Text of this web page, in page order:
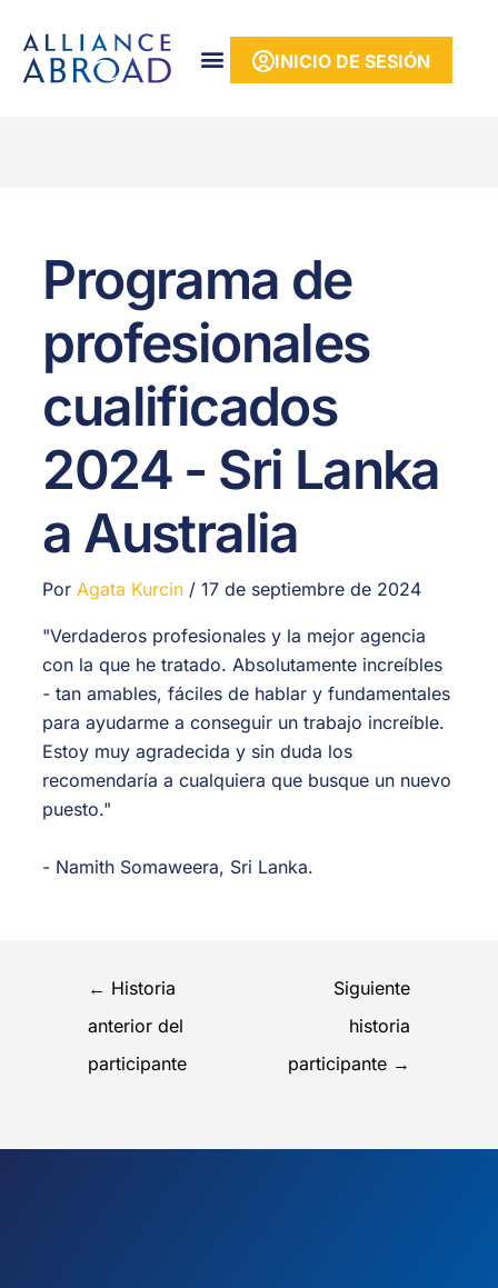
INICIO DE SESIÓN
Programa de
profesionales
cualificados
2024 - Sri Lanka
a Australia
PorAgata Kurcin /17 de septiembre de 2024
"Verdaderos profesionales y la mejor agencia
con la que he tratado. Absolutamente increíbles
- tan amables, fáciles de hablar y fundamentales
para ayudarme a conseguir un trabajo increíble.
Estoy muy agradecida y sin duda los
recomendaría a cualquiera que busque un nuevo
puesto."
- Namith Somaweera, Sri Lanka.
← Historia
anterior del
participante
Siguiente
historia
participante →